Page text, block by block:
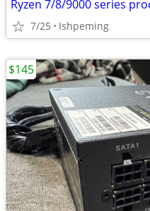
Ryzen 7/8/9000 series
7/25 Ishpeming
$145